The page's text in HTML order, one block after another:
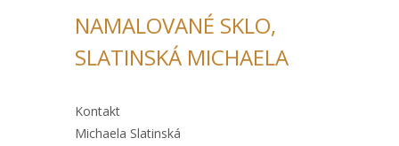
NAMALOVANÉ SKLO,
SLATINSKÁ MICHAELA
Kontakt
Michaela Slatinská